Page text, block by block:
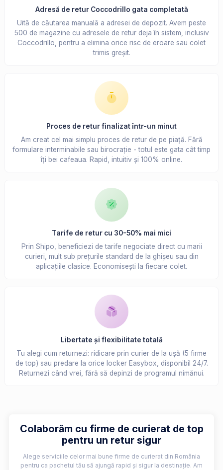
Adresă de retur Coccodrillo gata completată
Uită de căutarea manuală a adresei de depozit. Avem peste
500 de magazine cu adresele de retur deja în sistem, inclusiv
Coccodrillo, pentru a elimina orice risc de eroare sau colet
trimis greșit.
Proces de retur finalizat într-un minut
Am creat cel mai simplu proces de retur de pe piață. Fără
formulare interminabile sau birocrație - totul este gata cât timp
îți bei cafeaua. Rapid, intuitiv și 100% online.
Tarife de retur cu 30-50% mai mici
Prin Shipo, beneficiezi de tarife negociate direct cu marii
curieri, mult sub prețurile standard de la ghișeu sau din
aplicațiile clasice. Economisești la fiecare colet.
Libertate și flexibilitate totală
Tu alegi cum returnezi: ridicare prin curier de la ușă (5 firme
de top) sau predare la orice locker Easybox, disponibil 24/7.
Returnezi când vrei, fără să depinzi de programul nimănui.
Colaborăm cu firme de curierat de top
pentru un retur sigur
Alege serviciile celor mai bune firme de curierat din România
pentru ca pachetul tău să ajungă rapid și sigur la destinație. Am